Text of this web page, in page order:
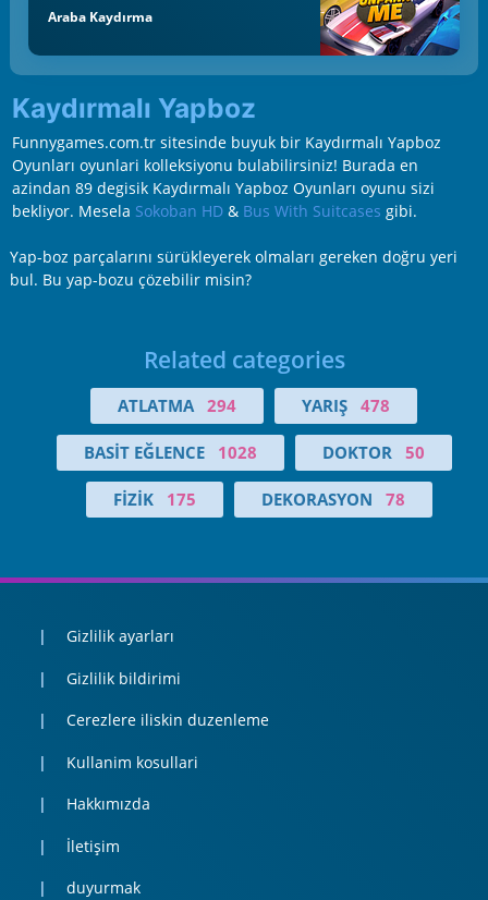
Araba Kaydırma
Kaydırmalı Yapboz
Funnygames.com.tr sitesinde buyuk bir Kaydırmalı Yapboz
Oyunları oyunlari kolleksiyonu bulabilirsiniz! Burada en
azindan 89 degisik Kaydırmalı Yapboz Oyunları oyunu sizi
bekliyor. Mesela Sokoban HD& Bus With Suitcases gibi.
Yap-boz parçalarını sürükleyerek olmaları gereken doğru yeri
bul. Bu yap-bozu çözebilir misin?
Related categories
ATLATMA 294 YARIŞ 478
BASIT EĞLENCE 1028 DOKTOR 50
FIZIK 175 DEKORASYON 78
Gizlilik ayarları
Gizlilik bildirimi
Cerezlere iliskin duzenleme
Kullanim kosullari
Hakkımızda
İletişim
duyurmak